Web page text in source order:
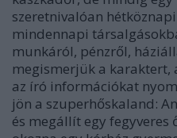
szeretnivalóan
mindennapi
munkáról, pénzről,
megismerjük a karaktert,
az író információkat
jön a szuperhőskaland:
és megállít egy